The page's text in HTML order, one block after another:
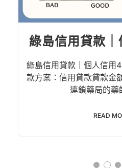
綠島信用貸款
綠島信用貸款｜個人信用
款方案：信用貸款貸款金
連鎖藥局的
READ